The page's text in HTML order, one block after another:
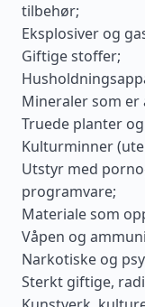
tilbehør;
Eksplosiver og
Giftige stoffer;
Mineraler som
Truede planter
Kulturminner
Utstyr med
programvare;
Materiale som
Våpen og
Narkotiske og
Sterkt giftige,